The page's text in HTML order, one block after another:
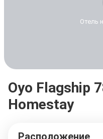
Отель
Oyo Flagship
Homestay
Расположение